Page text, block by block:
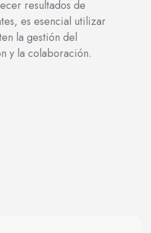
resultados de
es esencial utilizar
la gestión del
y la colaboración.